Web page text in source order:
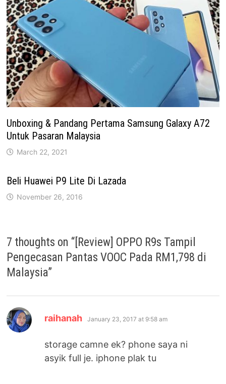
Unboxing & Pandang Pertama Samsung Galaxy A72
Untuk Pasaran Malaysia
March 22, 2021
Beli Huawei P9 Lite Di Lazada
November 26, 2016
7 thoughts on “ [Review] OPPO R9s Tampil
Pengecasan Pantas VOOC Pada RM1,798 di
Malaysia”
raihanah says:
January 23, 2017 at 9:58 am
storage camne ek? phone saya ni
asyik full je. iphone plak tu